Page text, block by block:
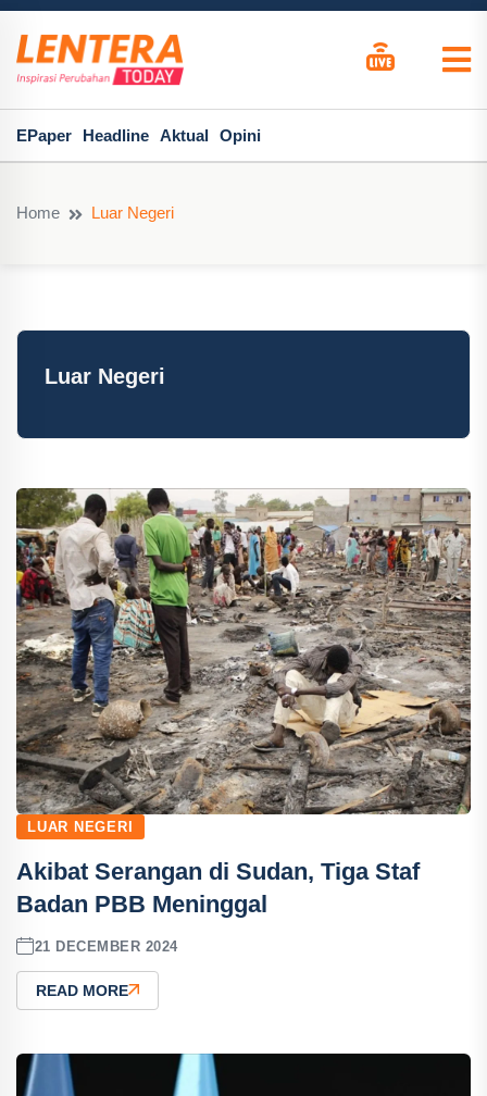
EPaper Headline Aktual Opini
Home Luar Negeri
Luar Negeri
LUAR NEGERI
Akibat Serangan di Sudan, Tiga Staf
Badan PBB Meninggal
21 DECEMBER 2024
READ MORE